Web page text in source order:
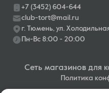
+7 (3452) 604-644
club-tort@mail.ru
г. Тюмень, ул.
Пн-Вс 8:00 - 20:00
Сеть магазинов для
Политика